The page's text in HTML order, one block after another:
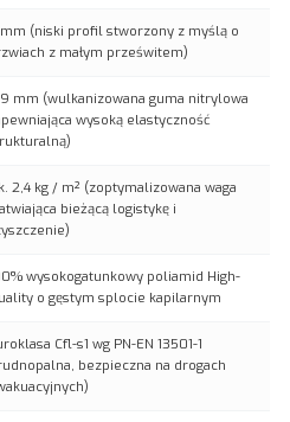
(niski profil stworzony z myślą o
z małym prześwitem)
mm (wulkanizowana guma nitrylowa
wysoką elastyczność
2,4 kg / m² (zoptymalizowana waga
bieżącą logistykę i
wysokogatunkowy poliamid High-
o gęstym splocie kapilarnym
Cfl-s1 wg PN-EN 13501-1
bezpieczna na drogach